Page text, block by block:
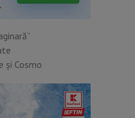
și Cosmo